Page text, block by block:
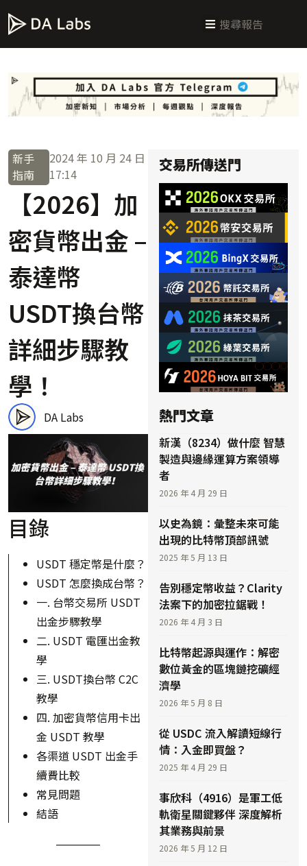
新手
指南
2024 年 10 月 24 日
17:14
【2026】加
密貨幣出金 –
泰達幣
USDT換台幣
詳細步驟教
學！
DA Labs
目錄
USDT 穩定幣是什麼？
USDT 怎麼換成台幣？
一. 台幣交易所 USDT
出金步驟教學
二. USDT 電匯出金教
學
三. USDT換台幣 C2C
教學
四. 加密貨幣信用卡出
金 USDT 教學
各渠道 USDT 出金手
續費比較
常見問題
結語
交易所傳送門
熱門文章
新漢（8234）做什麼 智慧
製造與邊緣運算方案領導
者
2026 年 4 月 29 日
以史為鏡：彙整未來可能
出現的比特幣頂部訊號
2025 年 5 月 13 日
告別穩定幣收益？Clarity
法案下的加密拉鋸戰！
2026 年 4 月 3 日
比特幣起源與運作：解密
數位黃金的區塊鏈挖礦經
濟學
2026 年 5 月 8 日
從 USDC 流入解讀短線行
情：入金即買盤？
2025 年 4 月 29 日
事欣科（4916）是軍工低
軌衛星關鍵夥伴 深度解析
其業務與前景
2026 年 5 月 12 日